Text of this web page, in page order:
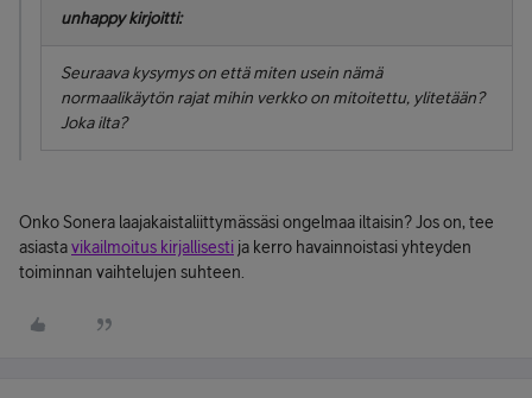
unhappy kirjoitti:
Seuraava kysymys on että miten usein nämä
normaalikäytön rajat mihin verkko on mitoitettu, ylitetään?
Joka ilta?
Onko Sonera laajakaistaliittymässäsi ongelmaa iltaisin? Jos on, tee
asiastavikailmoitus kirjallisesti ja kerro havainnoistasi yhteyden
toiminnan vaihtelujen suhteen.